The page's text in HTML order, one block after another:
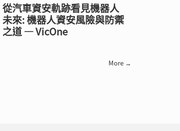
從汽車資安軌跡看見機器人
未來: 機器人資安風險與防禦
之道 — VicOne
More →